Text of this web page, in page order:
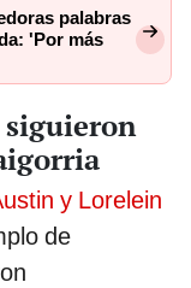
palabras
'Por más
siguieron
y Lorelein
de